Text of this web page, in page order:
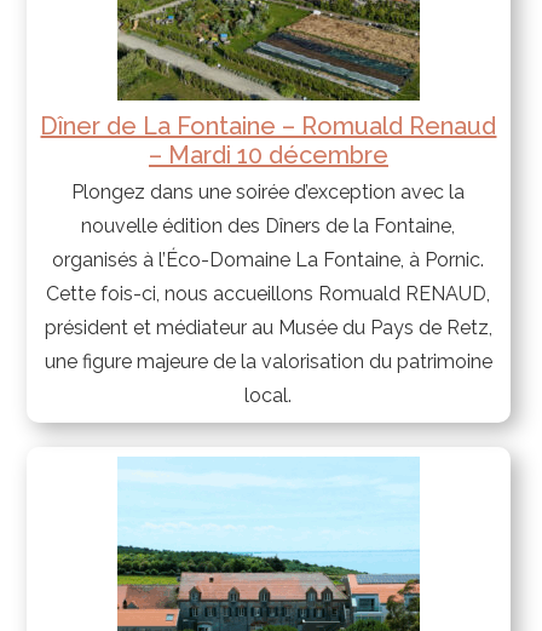
Dîner de La Fontaine – Romuald Renaud
– Mardi 10 décembre
Plongez dans une soirée d’exception avec la
nouvelle édition des Dîners de la Fontaine,
organisés à l’Éco-Domaine La Fontaine, à Pornic.
Cette fois-ci, nous accueillons Romuald RENAUD,
président et médiateur au Musée du Pays de Retz,
une figure majeure de la valorisation du patrimoine
local.